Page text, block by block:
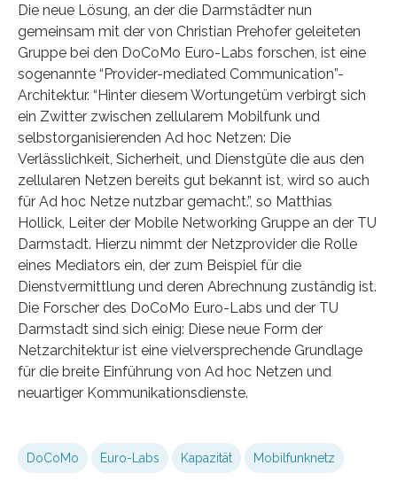
Die neue Lösung, an der die Darmstädter nun
gemeinsam mit der von Christian Prehofer geleiteten
Gruppe bei den DoCoMo Euro-Labs forschen, ist eine
sogenannte “Provider-mediated Communication”-
Architektur. “Hinter diesem Wortungetüm verbirgt sich
ein Zwitter zwischen zellularem Mobilfunk und
selbstorganisierenden Ad hoc Netzen: Die
Verlässlichkeit, Sicherheit, und Dienstgüte die aus den
zellularen Netzen bereits gut bekannt ist, wird so auch
für Ad hoc Netze nutzbar gemacht.”, so Matthias
Hollick, Leiter der Mobile Networking Gruppe an der TU
Darmstadt. Hierzu nimmt der Netzprovider die Rolle
eines Mediators ein, der zum Beispiel für die
Dienstvermittlung und deren Abrechnung zuständig ist.
Die Forscher des DoCoMo Euro-Labs und der TU
Darmstadt sind sich einig: Diese neue Form der
Netzarchitektur ist eine vielversprechende Grundlage
für die breite Einführung von Ad hoc Netzen und
neuartiger Kommunikationsdienste.
DoCoMo Euro-Labs Kapazität Mobilfunknetz